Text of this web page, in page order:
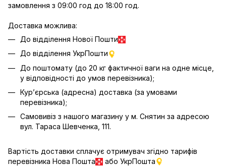
замовлення з 09:00 год до 18:00 год.
Доставка можлива:
До відділення Нової Пошти
До відділення УкрПошти
До поштомату (до 20 кг фактичної ваги на одне місце,
у відповідності до умов перевізника);
Кур’єрська (адресна) доставка (за умовами
перевізника);
Самовивіз з нашого магазину у м. Снятин за адресою
вул. Тараса Шевченка, 111.
Вартість доставки сплачує отримувач згідно тарифів
перевізника Нова Пошта
або УкрПошта